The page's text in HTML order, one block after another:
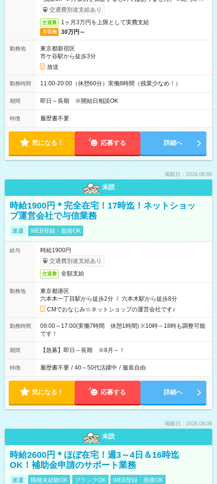
取りサービス利用可（利用条件有）
交通費別途支給あり
交通費 1ヶ月3万円を上限として実費支給
月収例 30万円～
勤務地
東京都新宿区
市ケ谷駅から徒歩3分
放送
勤務時間 11:00-20:00（休憩60分）実働8時間（残業少なめ！）
期間 即日～長期 ※開始日相談OK
特徴 履歴書不要
気になる！ 応募する 詳細へ
掲載日：2026.08.06
未読
時給1900円＊完全在宅！17時迄！ネットショッ
プ運営会社で与信業務
派遣 WEB登録・面接OK
給与
時給1900円
交通費別途支給あり
交通費 全額支給
勤務地
東京都港区
六本木一丁目駅から徒歩2分 / 六本木駅から徒歩8分
CMでおなじみ☆ネットショップの運営会社です♪
勤務時間
09:00～17:00(実働7時間 休憩1時間) ※10時～18時も調整可能
です！
期間 【急募】即日～長期 ※8月～！
特徴 履歴書不要 / 40～50代活躍中 / 服装自由
気になる！ 応募する 詳細へ
掲載日：2026.08.06
未読
時給2600円＊ほぼ在宅！週3～4日＆16時迄
OK！補助金申請のサポート業務
派遣 職種未経験OK ブランクOK WEB登録・面接OK